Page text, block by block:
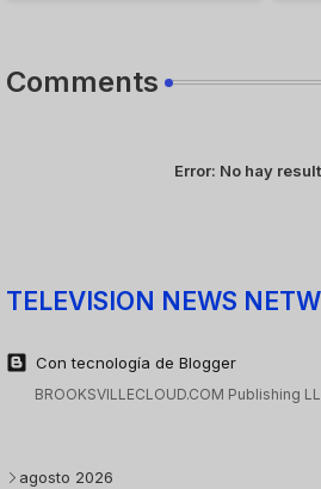
Comments
Error: No hay
TELEVISION NEWS
Con tecnología de Blogger
BROOKSVILLECLOUD.COM Publishing
agosto 2026